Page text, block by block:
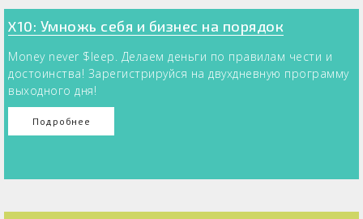
X10: Умножь себя и бизнес на порядок
Money never $leep. Делаем деньги по правилам чести и
достоинства! Зарегистрируйся на двухдневную программу
выходного дня!
Подробнее